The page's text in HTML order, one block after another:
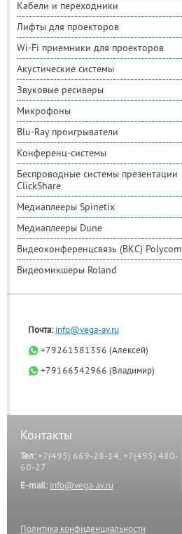
Кабели и переходники
Лифты для проекторов
Wi-Fi приемники для проекторов
Акустические системы
Звуковые ресиверы
Микрофоны
Blu-Ray проигрыватели
Конференц-системы
Беспроводные системы презентации
ClickShare
Медиаплееры Spinetix
Медиаплееры Dune
Видеоконференцсвязь (ВКС) Polycom
Видеомикшеры Roland
Почта: info@vega-av.ru
+79261581356 (Алексей)
+79166542966 (Владимир)
Контакты
Тел:+7(495) 669-28-14, +7(495) 480-
60-27
E-mail: info@vega-av.ru
Политика конфиденциальности